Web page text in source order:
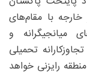
با مقام‌های
میانجیگرانه و
تحمیلی
رایزنی خواهد